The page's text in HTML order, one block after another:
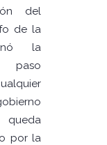
del
de la
la
paso
por la